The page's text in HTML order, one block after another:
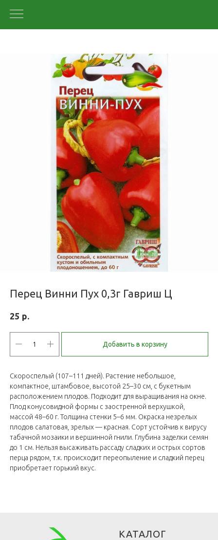
Перец Винни Пух 0,3г Гавриш Ц
25 р.
Добавить в корзину
Скороспелый (107–111 дней). Растение небольшое,
компактное, штамбовое, высотой 25–30 см, с букетным
расположением плодов. Подходит для выращивания на окне.
Плод конусовидной формы с заостренной верхушкой,
массой 48–60 г. Толщина стенки 5–6 мм. Окраска незрелых
плодов салатовая, зрелых — красная. Сорт устойчив к вирусу
табачной мозаики и вершинной гнили. Глубина заделки семян
до 1 см. Нельзя высаживать рассаду сладких и острых сортов
перца рядом, т.к. происходит переопыление и сладкий перец
приобретает горький вкус.
КАТАЛОГ